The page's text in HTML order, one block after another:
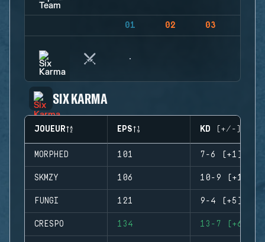
01 02 03
SIX KARMA
JOUEUR EPS KD (+/-)
MORPHED 101 7-6 (+1)
SKMZY 106 10-9 (+1)
FUNGI 121 9-4 (+5)
CRESPO 134 13-7 (+6)